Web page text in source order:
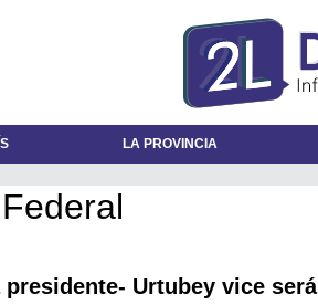
LA PROVINCIA
presidente- Urtubey vice